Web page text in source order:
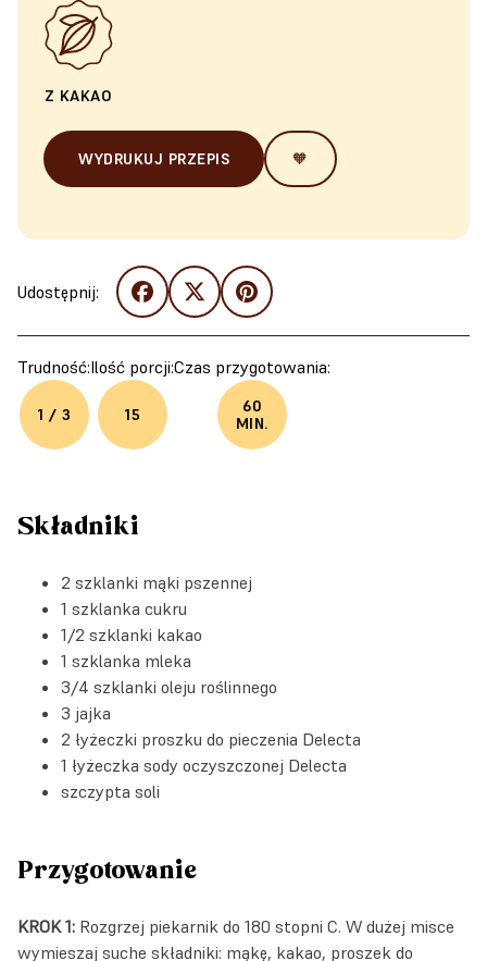
Z KAKAO
WYDRUKUJ PRZEPIS 🧡
Udostępnij:
Trudność:
1 / 3
Ilość porcji:
15
Czas przygotowania:
60
MIN.
Składniki
2 szklanki mąki pszennej
1 szklanka cukru
1/2 szklanki kakao
1 szklanka mleka
3/4 szklanki oleju roślinnego
3 jajka
2 łyżeczki proszku do pieczenia Delecta
1 łyżeczka sody oczyszczonej Delecta
szczypta soli
Przygotowanie
KROK 1: Rozgrzej piekarnik do 180 stopni C. W dużej misce
wymieszaj suche składniki: mąkę, kakao, proszek do